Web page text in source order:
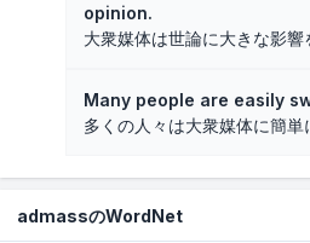
opinion.
大衆媒体は世論に大きな影響
Many people are easily
多くの人々は大衆媒体に簡単
admassのWordNet